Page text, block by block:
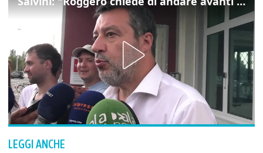
LEGGI ANCHE